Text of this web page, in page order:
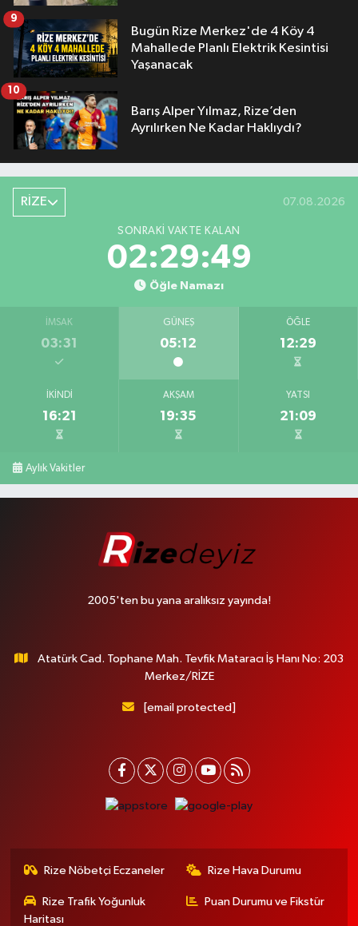
Bugün Rize Merkez'de 4 Köy 4
Mahallede Planlı Elektrik Kesintisi
Yaşanacak
9
Barış Alper Yılmaz, Rize’den
Ayrılırken Ne Kadar Haklıydı?
10
RİZE 07.08.2026
SONRAKI VAKTE KALAN
02:29:49
Öğle Namazı
İMSAK
03:31
GÜNEŞ
05:12
ÖĞLE
12:29
İKINDI
16:21
AKŞAM
19:35
YATSI
21:09
Aylık Vakitler
2005'ten bu yana aralıksız yayında!
Atatürk Cad. Tophane Mah. Tevfik Mataracı İş Hanı No: 203
Merkez/RİZE
[email protected]
Rize Nöbetçi Eczaneler Rize Hava Durumu
Rize Trafik Yoğunluk
Haritası
Puan Durumu ve Fikstür